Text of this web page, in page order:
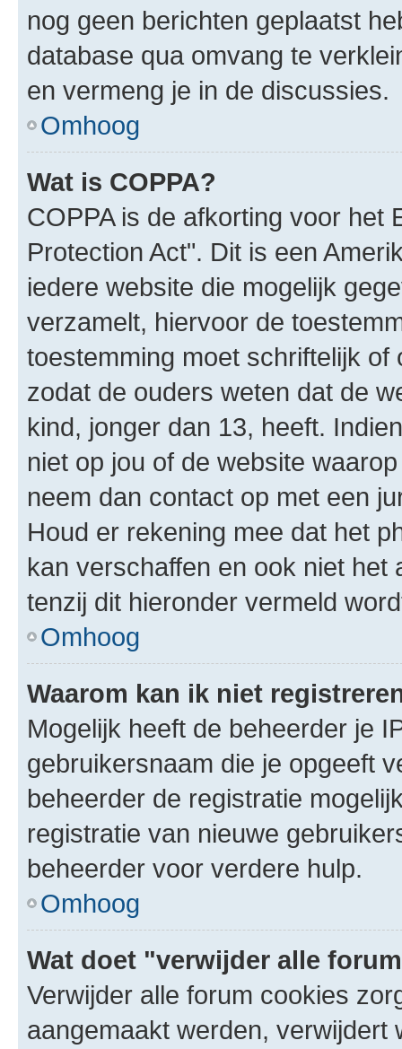
nog geen berichten geplaatst
database qua omvang te
en vermeng je in de discussies.
Omhoog
Wat is COPPA?
COPPA is de afkorting voor het
Protection Act". Dit is een
iedere website die mogelijk
verzamelt, hiervoor de
toestemming moet schriftelijk
zodat de ouders weten dat de
kind, jonger dan 13, heeft.
niet op jou of de website
neem dan contact op met een
Houd er rekening mee dat het
kan verschaffen en ook niet
tenzij dit hieronder vermeld
Omhoog
Waarom kan ik niet
Mogelijk heeft de beheerder je
gebruikersnaam die je opgeeft
beheerder de registratie
registratie van nieuwe
beheerder voor verdere hulp.
Omhoog
Wat doet "verwijder alle
Verwijder alle forum cookies
aangemaakt werden,